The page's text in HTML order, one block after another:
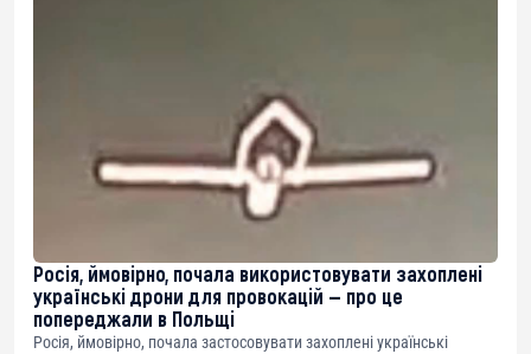
Росія, ймовірно, почала використовувати захоплені
українські дрони для провокацій — про це
попереджали в Польщі
Росія, ймовірно, почала застосовувати захоплені українські